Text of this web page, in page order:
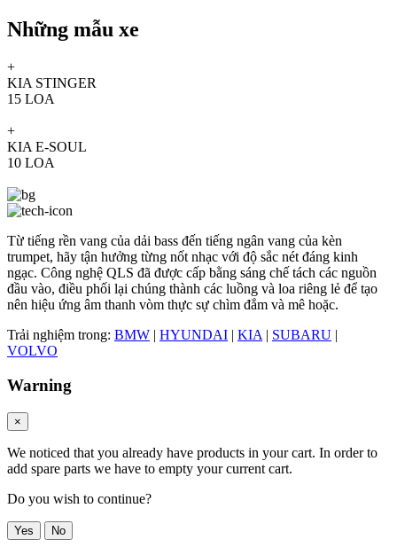
Những mẫu xe
+
KIA STINGER
15 LOA
+
KIA E-SOUL
10 LOA
Từ tiếng rền vang của dải bass đến tiếng ngân vang của kèn
trumpet, hãy tận hưởng từng nốt nhạc với độ sắc nét đáng kinh
ngạc. Công nghệ QLS đã được cấp bằng sáng chế tách các nguồn
đầu vào, điều phối lại chúng thành các luồng và loa riêng lẻ để tạo
nên hiệu ứng âm thanh vòm thực sự chìm đắm và mê hoặc.
Trải nghiệm trong: BMW | HYUNDAI | KIA | SUBARU |
VOLVO
Warning
×
We noticed that you already have products in your cart. In order to
add spare parts we have to empty your current cart.
Do you wish to continue?
Yes No